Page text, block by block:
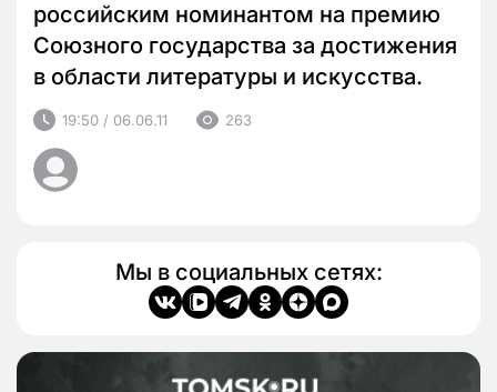
российским номинантом на премию
Союзного государства за достижения
в области литературы и искусства.
19:50 / 06.06.11 263
Мы в социальных сетях: